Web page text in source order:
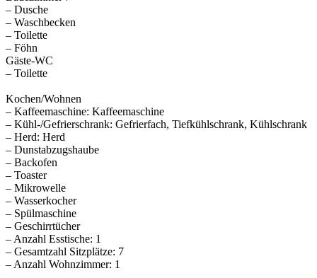
– Dusche
– Waschbecken
– Toilette
– Föhn
Gäste-WC
– Toilette
Kochen/Wohnen
– Kaffeemaschine: Kaffeemaschine
– Kühl-/Gefrierschrank: Gefrierfach, Tiefkühlschrank, Kühlschrank
– Herd: Herd
– Dunstabzugshaube
– Backofen
– Toaster
– Mikrowelle
– Wasserkocher
– Spülmaschine
– Geschirrtücher
– Anzahl Esstische: 1
– Gesamtzahl Sitzplätze: 7
– Anzahl Wohnzimmer: 1